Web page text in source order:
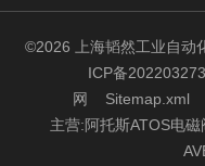
©2026 上海韬然工业自
ICP备
网
Sitemap.xml
主营:阿托斯ATOS电